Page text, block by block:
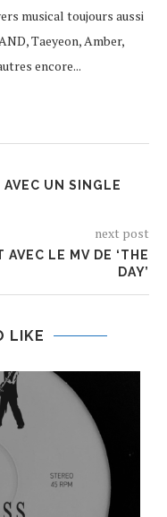
musical toujours aussi
Taeyeon, Amber,
encore...
UN SINGLE
next post
LE MV DE ‘THE
DAY’
LIKE